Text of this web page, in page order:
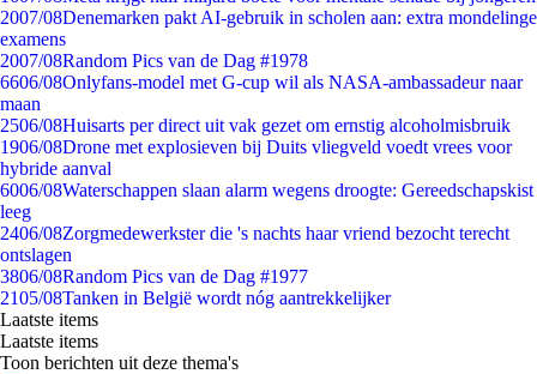
2007/08Denemarken pakt AI-gebruik in scholen aan: extra mondelinge
examens
2007/08Random Pics van de Dag #1978
6606/08Onlyfans-model met G-cup wil als NASA-ambassadeur naar
maan
2506/08Huisarts per direct uit vak gezet om ernstig alcoholmisbruik
1906/08Drone met explosieven bij Duits vliegveld voedt vrees voor
hybride aanval
6006/08Waterschappen slaan alarm wegens droogte: Gereedschapskist
leeg
2406/08Zorgmedewerkster die 's nachts haar vriend bezocht terecht
ontslagen
3806/08Random Pics van de Dag #1977
2105/08Tanken in België wordt nóg aantrekkelijker
Laatste items
Laatste items
Toon berichten uit deze thema's